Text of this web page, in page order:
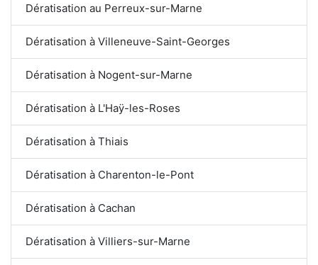
Dératisation au Perreux-sur-Marne
Dératisation à Villeneuve-Saint-Georges
Dératisation à Nogent-sur-Marne
Dératisation à L'Haÿ-les-Roses
Dératisation à Thiais
Dératisation à Charenton-le-Pont
Dératisation à Cachan
Dératisation à Villiers-sur-Marne